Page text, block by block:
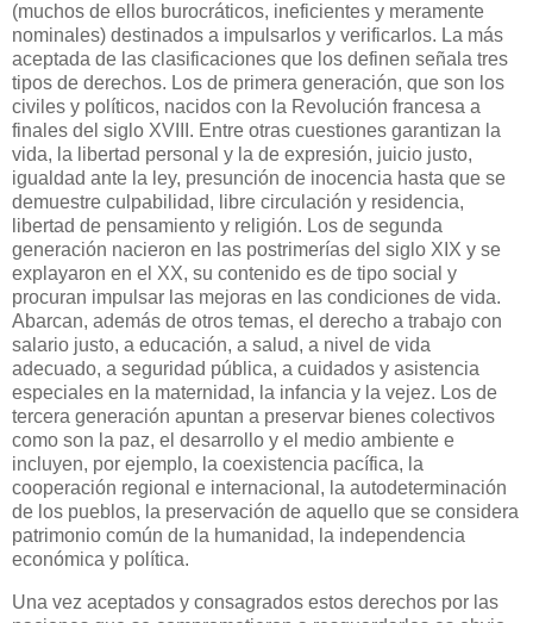
(muchos de ellos burocráticos, ineficientes y meramente
nominales) destinados a impulsarlos y verificarlos. La más
aceptada de las clasificaciones que los definen señala tres
tipos de derechos. Los de primera generación, que son los
civiles y políticos, nacidos con la Revolución francesa a
finales del siglo XVIII. Entre otras cuestiones garantizan la
vida, la libertad personal y la de expresión, juicio justo,
igualdad ante la ley, presunción de inocencia hasta que se
demuestre culpabilidad, libre circulación y residencia,
libertad de pensamiento y religión. Los de segunda
generación nacieron en las postrimerías del siglo XIX y se
explayaron en el XX, su contenido es de tipo social y
procuran impulsar las mejoras en las condiciones de vida.
Abarcan, además de otros temas, el derecho a trabajo con
salario justo, a educación, a salud, a nivel de vida
adecuado, a seguridad pública, a cuidados y asistencia
especiales en la maternidad, la infancia y la vejez. Los de
tercera generación apuntan a preservar bienes colectivos
como son la paz, el desarrollo y el medio ambiente e
incluyen, por ejemplo, la coexistencia pacífica, la
cooperación regional e internacional, la autodeterminación
de los pueblos, la preservación de aquello que se considera
patrimonio común de la humanidad, la independencia
económica y política.
Una vez aceptados y consagrados estos derechos por las